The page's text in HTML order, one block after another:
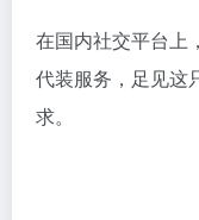
在国内社交平台上
代装服务，足见这
求。